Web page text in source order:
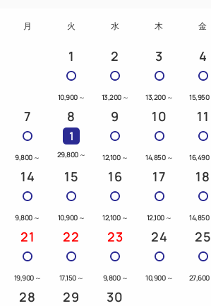
月 火 水 木 金
1
10,900 ～
2
13,200 ～
3
13,200 ～
4
15,950
7
9,800 ～
8
1
29,800 ～
9
12,100 ～
10
14,850 ～
11
16,490
14
9,800 ～
15
10,900 ～
16
12,100 ～
17
12,100 ～
18
14,850
21
19,900 ～
22
17,150 ～
23
9,800 ～
24
10,900 ～
25
27,600
28 29 30